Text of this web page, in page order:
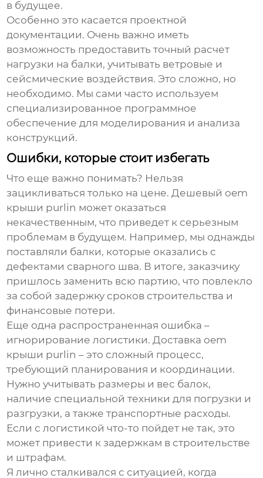
в будущее.
Особенно это касается проектной
документации. Очень важно иметь
возможность предоставить точный расчет
нагрузки на балки, учитывать ветровые и
сейсмические воздействия. Это сложно, но
необходимо. Мы сами часто используем
специализированное программное
обеспечение для моделирования и анализа
конструкций.
Ошибки, которые стоит избегать
Что еще важно понимать? Нельзя
зацикливаться только на цене. Дешевыйoem
крыши purlin может оказаться
некачественным, что приведет к серьезным
проблемам в будущем. Например, мы однажды
поставляли балки, которые оказались с
дефектами сварного шва. В итоге, заказчику
пришлось заменить всю партию, что повлекло
за собой задержку сроков строительства и
финансовые потери.
Еще одна распространенная ошибка –
игнорирование логистики. Доставкаoem
крыши purlin – это сложный процесс,
требующий планирования и координации.
Нужно учитывать размеры и вес балок,
наличие специальной техники для погрузки и
разгрузки, а также транспортные расходы.
Если с логистикой что-то пойдет не так, это
может привести к задержкам в строительстве
и штрафам.
Я лично сталкивался с ситуацией, когда